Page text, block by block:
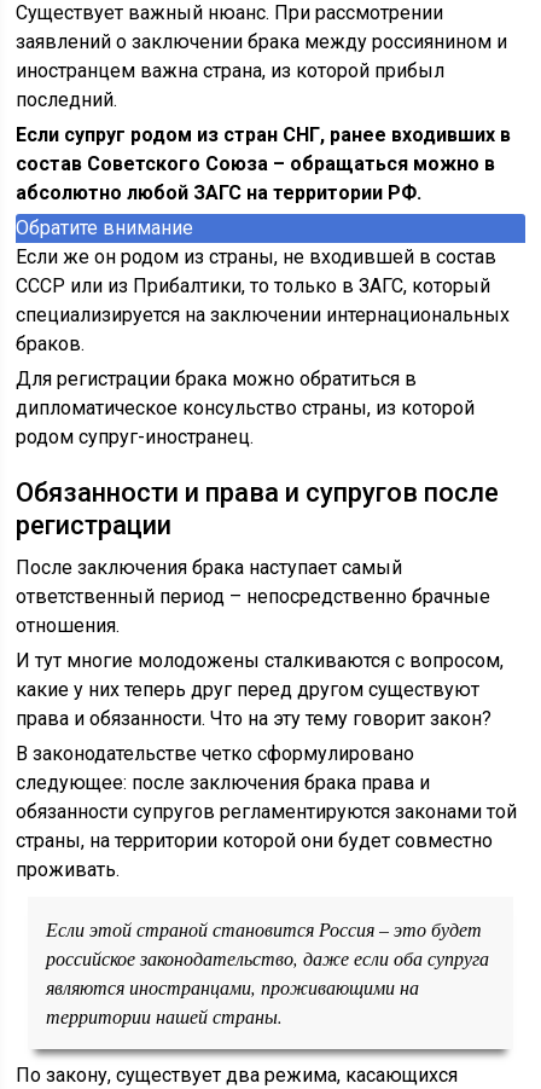
Существует важный нюанс. При рассмотрении
заявлений о заключении брака между россиянином и
иностранцем важна страна, из которой прибыл
последний.
Если супруг родом из стран СНГ, ранее входивших в
состав Советского Союза – обращаться можно в
абсолютно любой ЗАГС на территории РФ.
Обратите внимание
Если же он родом из страны, не входившей в состав
СССР или из Прибалтики, то только в ЗАГС, который
специализируется на заключении интернациональных
браков.
Для регистрации брака можно обратиться в
дипломатическое консульство страны, из которой
родом супруг-иностранец.
Обязанности и права и супругов после
регистрации
После заключения брака наступает самый
ответственный период – непосредственно брачные
отношения.
И тут многие молодожены сталкиваются с вопросом,
какие у них теперь друг перед другом существуют
права и обязанности. Что на эту тему говорит закон?
В законодательстве четко сформулировано
следующее: после заключения брака права и
обязанности супругов регламентируются законами той
страны, на территории которой они будет совместно
проживать.
Если этой страной становится Россия – это будет
российское законодательство, даже если оба супруга
являются иностранцами, проживающими на
территории нашей страны.
По закону, существует два режима, касающихся